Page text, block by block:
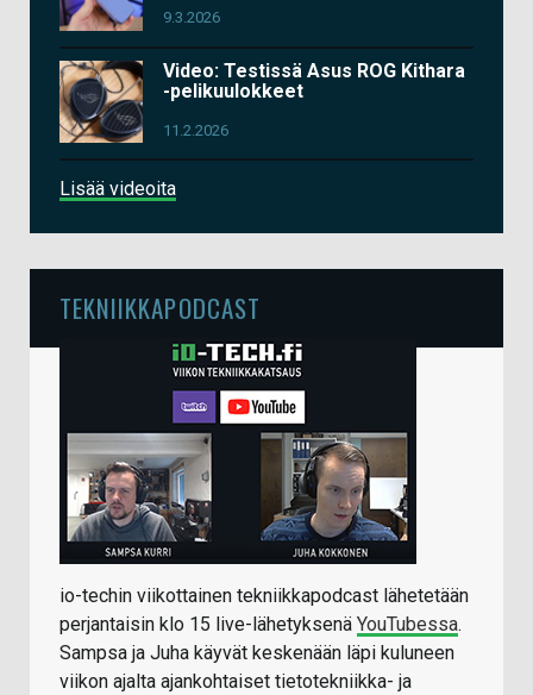
9.3.2026
Video: Testissä Asus ROG Kithara
-pelikuulokkeet
11.2.2026
Lisää videoita
TEKNIIKKAPODCAST
io-techin viikottainen tekniikkapodcast lähetetään
perjantaisin klo 15 live-lähetyksenä YouTubessa.
Sampsa ja Juha käyvät keskenään läpi kuluneen
viikon ajalta ajankohtaiset tietotekniikka- ja